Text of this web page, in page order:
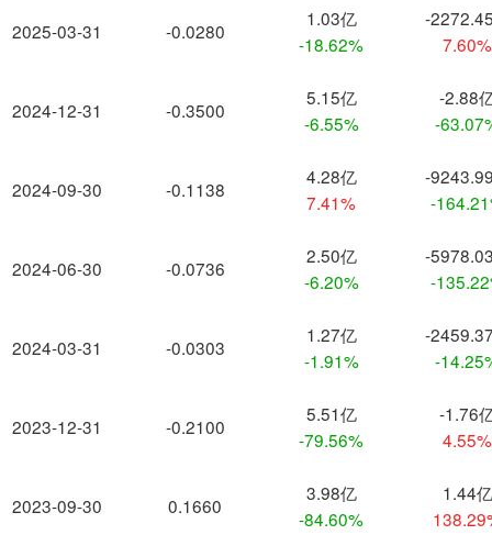
2025-03-31
2024-12-31
2024-09-30
2024-06-30
2024-03-31
2023-12-31
2023-09-30
-0.0280
1.03亿
-18.62%
-
7.60%
-0.3500
5.15亿
-6.55%
-2.88
-
-0.1138
4.28亿
7.41%
-
-
-0.0736
2.50亿
-6.20%
-
-
-0.0303
1.27亿
-1.91%
-
-
-0.2100
5.51亿
-79.56%
-1.76
4.55%
0.1660
3.98亿
-84.60%
1.44亿